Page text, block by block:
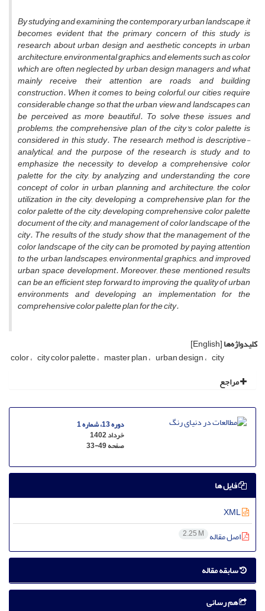
By studying and examining the contemporary urban landscape, it
becomes evident that the primary concern of this study is
research about urban design and aesthetic concepts in urban
architecture, environmental graphics, and elements such as color
which are often neglected by urban design managers and what
mainly receive their attention are roads and building
construction. When it comes to being colorful, our cities require
considerable change so that the urban view and landscapes can
be perceived as more beautiful. To solve these issues and
problems, the comprehensive plan of the city's color palette is
considered in this study. The research method is descriptive-
analytical, and the purpose of the research is study and to
emphasize the necessity to develop a comprehensive color
palette for the city, by analyzing and understanding the core
concept of color in urban planning and architecture, the color
utilization in the city, developing a comprehensive plan for the
color palette of the city, developing comprehensive color palette
document of the city, and management of color landscape of the
city. The results of the study show that the management of the
color landscape of the city can be promoted by paying attention
to the urban landscapes, environmental graphics, and improved
urban space development. Moreover, these mentioned results
can be an efficient step forward to improving the quality of urban
environments and developing an implementation for the
comprehensive color palette plan for the city.
کلیدواژه‌ها[English]
color city color palette master plan urban design city
مراجع
دوره 13، شماره 1
خرداد 1402
صفحه33-49
فایل ها
اصل مقاله 2.25 M
سابقه مقاله
هم رسانی